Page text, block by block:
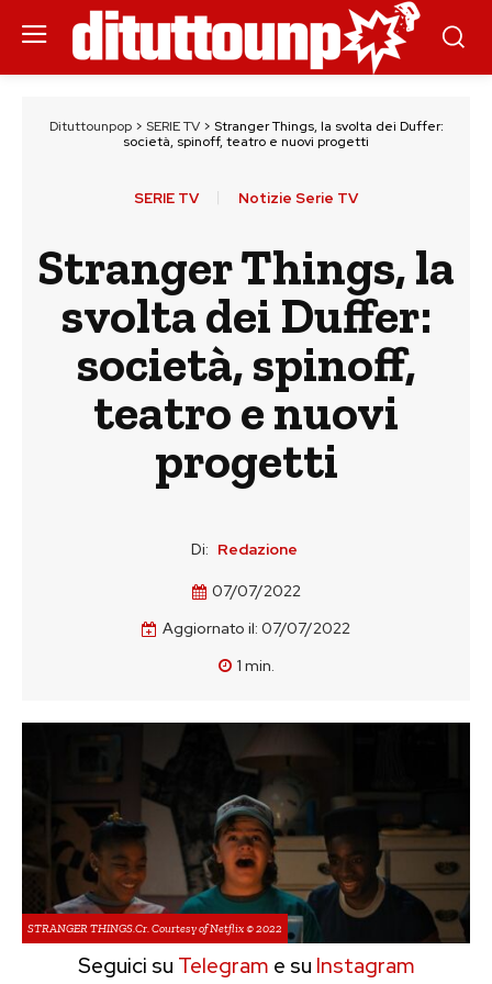
Dituttounpop> SERIE TV> Stranger Things, la svolta dei Duffer:
società, spinoff, teatro e nuovi progetti
SERIE TV Notizie Serie TV
Stranger Things, la
svolta dei Duffer:
società, spinoff,
teatro e nuovi
progetti
Di: Redazione
07/07/2022
Aggiornato il: 07/07/2022
1 min.
STRANGER THINGS.Cr. Courtesy of Netflix © 2022
Seguici su Telegram e su Instagram